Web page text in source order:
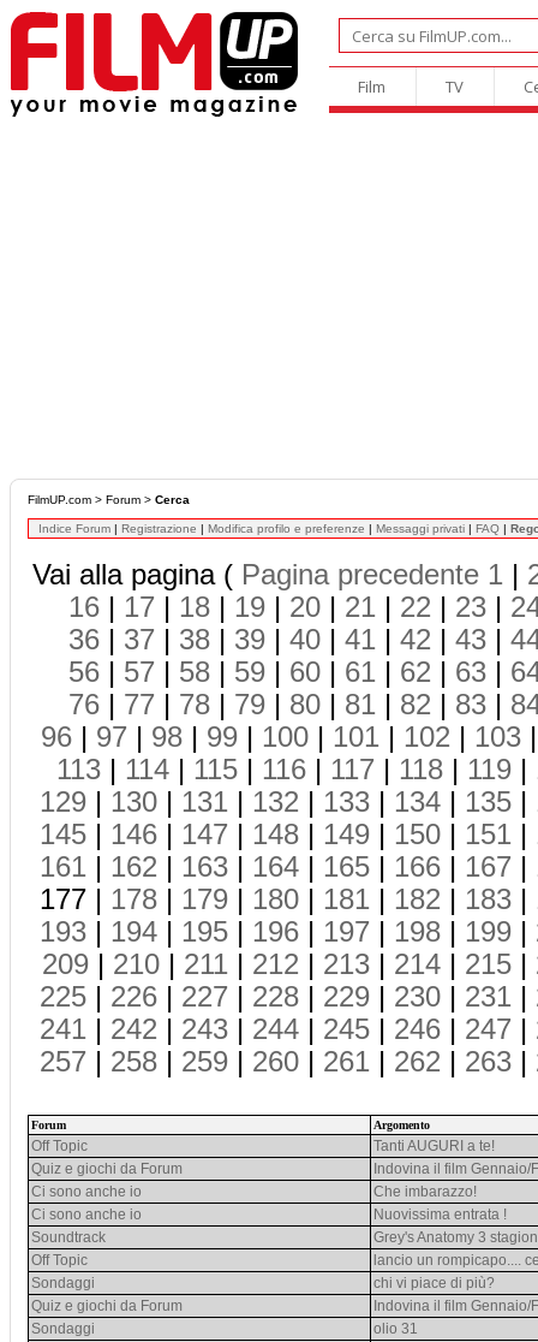
Film TV
FilmUP.com > Forum > Cerca
Indice Forum | Registrazione | Modifica profilo e preferenze | Messaggi privati | FAQ |
Vai alla pagina ( Pagina precedente 1 |
16 | 17 | 18 | 19 | 20 | 21 | 22 | 23 |
36 | 37 | 38 | 39 | 40 | 41 | 42 | 43 |
56 | 57 | 58 | 59 | 60 | 61 | 62 | 63 |
76 | 77 | 78 | 79 | 80 | 81 | 82 | 83 |
96 | 97 | 98 | 99 | 100 | 101 | 102 | 103
113 | 114 | 115 | 116 | 117 | 118 | 119 |
129 | 130 | 131 | 132 | 133 | 134 | 135 |
145 | 146 | 147 | 148 | 149 | 150 | 151 |
161 | 162 | 163 | 164 | 165 | 166 | 167 |
177 | 178 | 179 | 180 | 181 | 182 | 183 |
193 | 194 | 195 | 196 | 197 | 198 | 199 |
209 | 210 | 211 | 212 | 213 | 214 | 215 |
225 | 226 | 227 | 228 | 229 | 230 | 231 |
241 | 242 | 243 | 244 | 245 | 246 | 247 |
257 | 258 | 259 | 260 | 261 | 262 | 263 |
Forum Argomento
Off Topic
Tanti AUGURI a te!
Quiz e giochi da Forum
Indovina il film Gennaio/
Ci sono anche io
Che imbarazzo!
Ci sono anche io
Nuovissima entrata !
Soundtrack
Grey's Anatomy 3
Off Topic
lancio un rompicapo....
Sondaggi
chi vi piace di più?
Quiz e giochi da Forum
Indovina il film Gennaio/
Sondaggi
olio 31